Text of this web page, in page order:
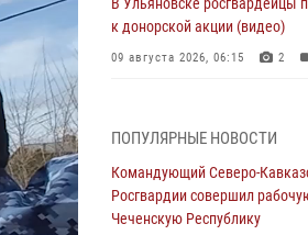
к донорской акции (видео)
09 августа 2026, 06:15 2
Росгвардейцы провели
стрелковой подготовке для
ПОПУЛЯРНЫЕ НОВОСТИ
Командующий Северо-
Росгвардии совершил
Чеченскую Республику